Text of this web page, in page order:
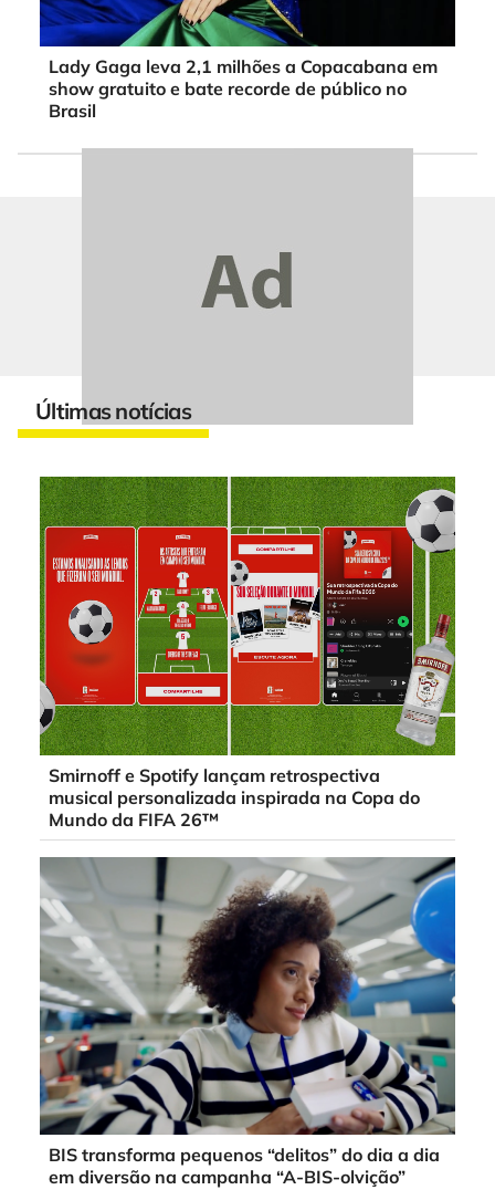
Lady Gaga leva 2,1 milhões a Copacabana em
show gratuito e bate recorde de público no
Brasil
Últimas notícias
Smirnoff e Spotify lançam retrospectiva
musical personalizada inspirada na Copa do
Mundo da FIFA 26™
BIS transforma pequenos “delitos” do dia a dia
em diversão na campanha “A-BIS-olvição”